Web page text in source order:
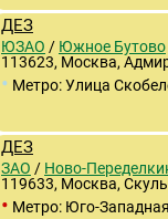
ДЕЗ
ЮЗАО / Южное Бутово
113623, Москва,
• Метро: Улица
ДЕЗ
ЗАО / Ново-
119633, Москва,
• Метро: Юго-Западная